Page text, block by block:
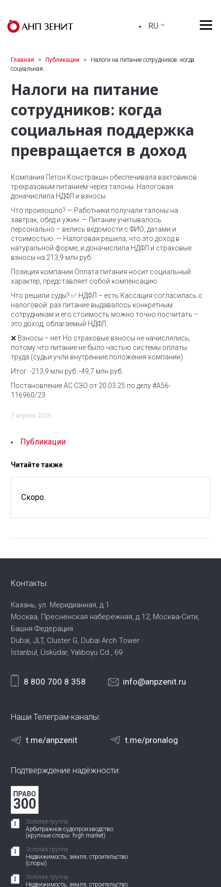
RU
Главная Публикации
Налоги на питание сотрудников: когда
социальная…
Налоги на питание
сотрудников: когда
социальная поддержка
превращается в доход
Компания Петон Констракшн обеспечивала вахтовиков
трехразовым питанием через талоны. Налоговая
доначислила НДФЛ и взносы.
Что произошло? — Работники получали талоны на
завтрак, обед и ужин. — Питание учитывалось
персонально – велись ведомости с ФИО, датами и
стоимостью. — Налоговая решила, что это доход в
натуральной форме, и доначислила НДФЛ и страховые
взносы на 213,9 млн руб.
Позиция компании Оплата питания носит социальный
характер, представляет собой компенсацию.
Что решили суды? ✅ НДФЛ – есть Кассация согласилась с
налоговой: раз питание выдавалось конкретным
сотрудникам и его стоимость можно точно посчитать –
это доход, облагаемый НДФЛ.
❌ Взносы – нет Но страховые взносы не начислялись,
потому что питание не было частью системы оплаты
труда (судьи учли внутренние положения компании).
Итог: -213,9 млн руб. -49,7 млн руб.
Постановление АС СЗО от 20.03.25 по делу #А56-
116960/23
7 апреля 2025
Публикации
Читайте также
Скоро.
Контакты:
Казань, ул. Меридианная, д.1
Москва, Пресненская набережная, д.12, Москва-Сити,
Башня Федерация
Dubai, JLT, Cluster G, Dubai Arch Tower
İstanbul, Üsküdar, Yalıboyu Cd., 69
8 800 700 8 358 info@anpzenit.ru
Наши Телеграм-каналы:
t.me/anpzenit t.me/pronalog
Подтверждение надёжности:
Золотая группа
Арбитражное судопроизводство:
(крупные споры: high market)
Золотая группа
Недвижимость, земля, строительство
(споры)
Золотая группа
Недвижимость, земля, строительство